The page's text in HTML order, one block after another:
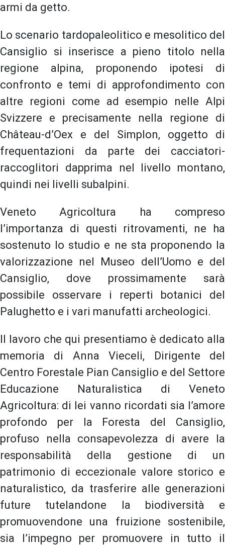
armi da getto.
Lo scenario tardopaleolitico e mesolitico del
Cansiglio si inserisce a pieno titolo nella
regione alpina, proponendo ipotesi di
confronto e temi di approfondimento con
altre regioni come ad esempio nelle Alpi
Svizzere e precisamente nella regione di
Château-d’Oex e del Simplon, oggetto di
frequentazioni da parte dei cacciatori-
raccoglitori dapprima nel livello montano,
quindi nei livelli subalpini.
Veneto Agricoltura ha compreso
l’importanza di questi ritrovamenti, ne ha
sostenuto lo studio e ne sta proponendo la
valorizzazione nel Museo dell’Uomo e del
Cansiglio, dove prossimamente sarà
possibile osservare i reperti botanici del
Palughetto e i vari manufatti archeologici.
Il lavoro che qui presentiamo è dedicato alla
memoria di Anna Vieceli, Dirigente del
Centro Forestale Pian Cansiglio e del Settore
Educazione Naturalistica di Veneto
Agricoltura: di lei vanno ricordati sia l’amore
profondo per la Foresta del Cansiglio,
profuso nella consapevolezza di avere la
responsabilità della gestione di un
patrimonio di eccezionale valore storico e
naturalistico, da trasferire alle generazioni
future tutelandone la biodiversità e
promuovendone una fruizione sostenibile,
sia l’impegno per promuovere in tutto il